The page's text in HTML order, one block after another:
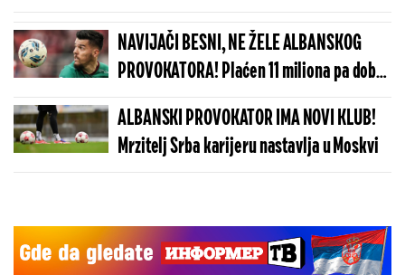
egzekutor Ivana Aleksića
NAVIJAČI BESNI, NE ŽELE ALBANSKOG
PROVOKATORA! Plaćen 11 miliona pa dobio
brutalnu poruku
ALBANSKI PROVOKATOR IMA NOVI KLUB!
Mrzitelj Srba karijeru nastavlja u Moskvi